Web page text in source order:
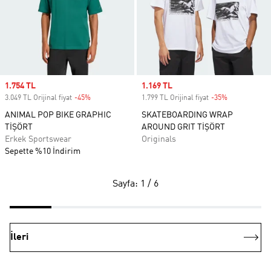
Sale price
1.754 TL
3.049 TL Orijinal fiyat -45%
ANIMAL POP BIKE GRAPHIC
TİŞÖRT
Erkek Sportswear
Sepette %10 İndirim
Sale price
1.169 TL
1.799 TL Orijinal fiyat -35%
SKATEBOARDING WRAP
AROUND GRIT TİŞÖRT
Originals
Sayfa: 1 / 6
İleri